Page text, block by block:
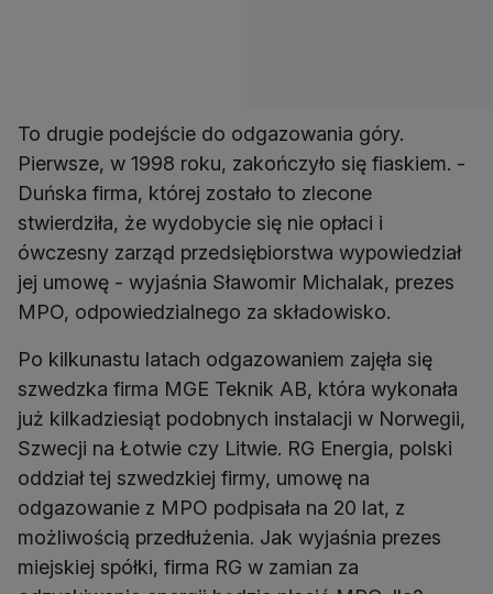
To drugie podejście do odgazowania góry.
Pierwsze, w 1998 roku, zakończyło się fiaskiem. -
Duńska firma, której zostało to zlecone
stwierdziła, że wydobycie się nie opłaci i
ówczesny zarząd przedsiębiorstwa wypowiedział
jej umowę - wyjaśnia Sławomir Michalak, prezes
MPO, odpowiedzialnego za składowisko.
Po kilkunastu latach odgazowaniem zajęła się
szwedzka firma MGE Teknik AB, która wykonała
już kilkadziesiąt podobnych instalacji w Norwegii,
Szwecji na Łotwie czy Litwie. RG Energia, polski
oddział tej szwedzkiej firmy, umowę na
odgazowanie z MPO podpisała na 20 lat, z
możliwością przedłużenia. Jak wyjaśnia prezes
miejskiej spółki, firma RG w zamian za